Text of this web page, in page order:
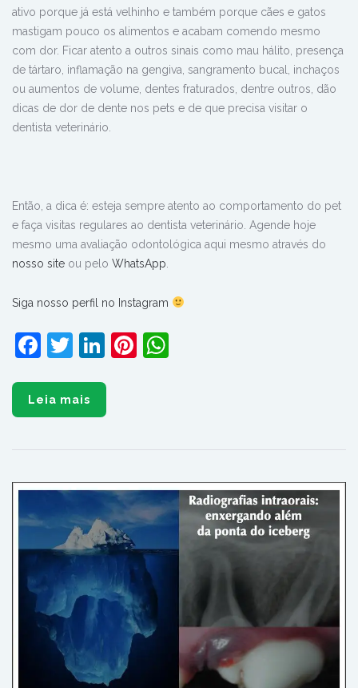
ativo porque já está velhinho e também porque cães e gatos
mastigam pouco os alimentos e acabam comendo mesmo
com dor. Ficar atento a outros sinais como mau hálito, presença
de tártaro, inflamação na gengiva, sangramento bucal, inchaços
ou aumentos de volume, dentes fraturados, dentre outros, dão
dicas de dor de dente nos pets e de que precisa visitar o
dentista veterinário.
Então, a dica é: esteja sempre atento ao comportamento do pet
e faça visitas regulares ao dentista veterinário. Agende hoje
mesmo uma avaliação odontológica aqui mesmo através do
nosso site ou pelo WhatsApp
Siga nosso perfil no Instagram
Facebook
Twitter
LinkedIn
Pinterest
Leia mais